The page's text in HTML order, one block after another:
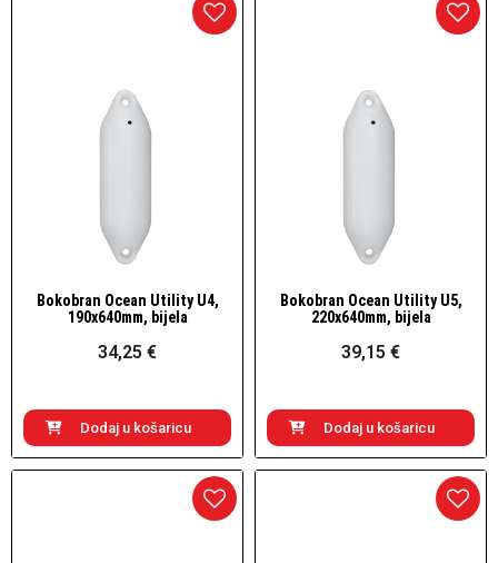
Brzi pogled
Bokobran Ocean Utility U4,
190x640mm, bijela
34,25 €
Dodaj u košaricu
Brzi pogled
Bokobran Ocean Utility U5,
220x640mm, bijela
39,15 €
Dodaj u košaricu